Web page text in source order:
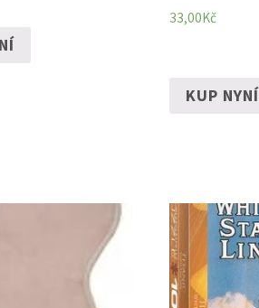
33,00Kč
KUP NYNÍ